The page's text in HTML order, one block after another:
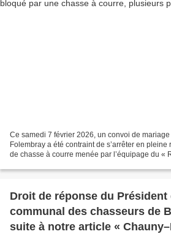
Ce samedi 7 février 2026, un convoi de
Folembray a été contraint de s’arrêter en pleine
de chasse à courre menée par l’équipage du «
Droit de réponse du Président
communal des chasseurs de
suite à notre article «